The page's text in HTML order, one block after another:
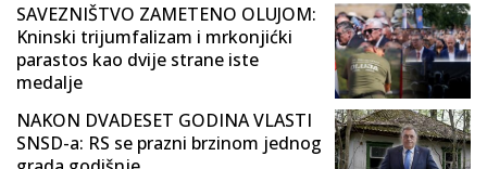
SAVEZNIŠTVO ZAMETENO OLUJOM:
Kninski trijumfalizam i mrkonjićki
parastos kao dvije strane iste
medalje
NAKON DVADESET GODINA VLASTI
SNSD-a: RS se prazni brzinom jednog